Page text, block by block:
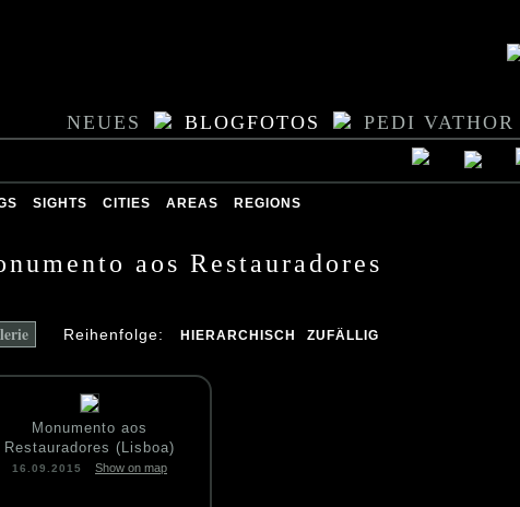
NEUES BLOGFOTOS PEDI VATHOR
SIGHTS CITIES AREAS REGIONS
aos Restauradores
Reihenfolge: HIERARCHISCH ZUFÄLLIG
Monumento aos
Restauradores (Lisboa)
16.09.2015 Show on map